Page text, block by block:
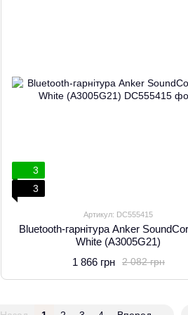
3
3
Артикул: DC555415
Bluetooth-гарнітура Anker
White (A3005G21)
2 082 грн
1 866 грн